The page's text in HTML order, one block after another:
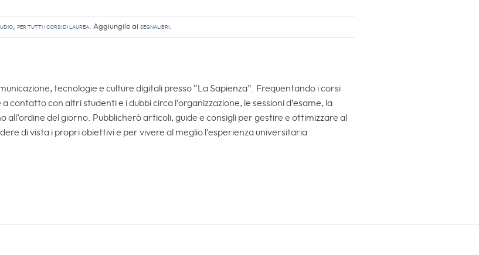
, Per tutti i corsi di laurea. Aggiungilo ai segnalibri.
tecnologie e culture digitali presso “La Sapienza”. Frequentando i corsi
contatto con altri studenti e i dubbi circa l’organizzazione, le sessioni d’esame, la
all’ordine del giorno. Pubblicherò articoli, guide e consigli per gestire e ottimizzare al
di vista i propri obiettivi e per vivere al meglio l’esperienza universitaria